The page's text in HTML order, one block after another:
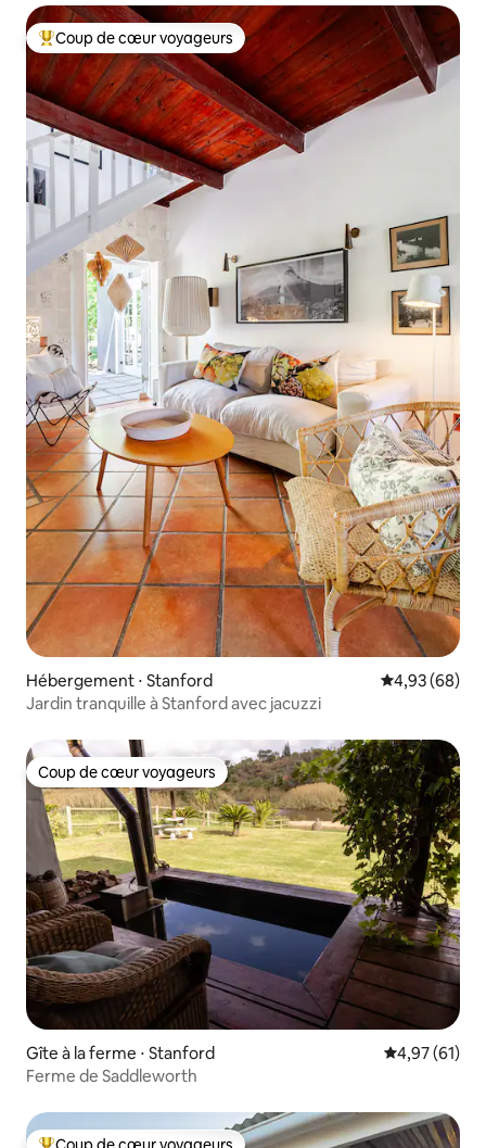
Coups de cœur voyageurs les plus appréciés
Coup de cœur voyageurs
Hébergement ⋅ Stanford Évaluation
4,93 (68)
Jardin tranquille à Stanford avec jacuzzi
Coup de cœur voyageurs
Coup de cœur voyageurs
Gîte à la ferme ⋅ Stanford Évaluation
4,97 (61)
Ferme de Saddleworth